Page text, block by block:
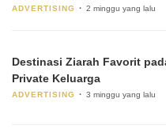
ADVERTISING 2 minggu yang lalu
Destinasi Ziarah Favorit
Private Keluarga
ADVERTISING 3 minggu yang lalu